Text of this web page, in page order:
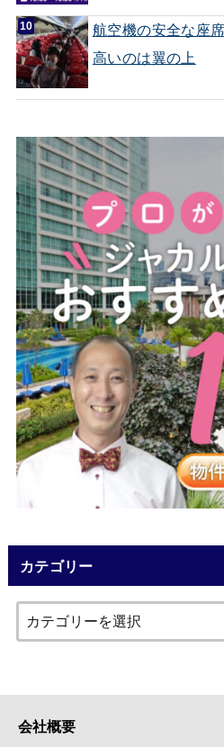
航空機の安全な座
高いのは翼の上
カテゴリー
会社概要